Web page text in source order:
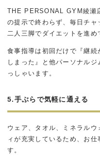
THE PERSONAL GYM綾瀬
の提示で終わらず、毎日チャ
二人三脚でダイエットを進め
食事指導は初回だけで『継
しまった』と他パーソナル
っしゃいます。
5.手ぶらで気軽に通える
ウェア、タオル、ミネラル
ィが充実しているため、お
す。